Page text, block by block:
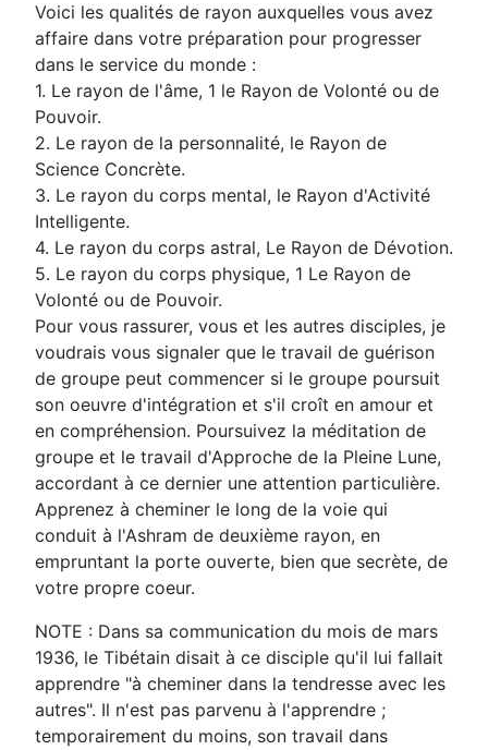
Voici les qualités de rayon auxquelles vous avez
affaire dans votre préparation pour progresser
dans le service du monde :
1. Le rayon de l'âme, 1 le Rayon de Volonté ou de
Pouvoir.
2. Le rayon de la personnalité, le Rayon de
Science Concrète.
3. Le rayon du corps mental, le Rayon d'Activité
Intelligente.
4. Le rayon du corps astral, Le Rayon de Dévotion.
5. Le rayon du corps physique, 1 Le Rayon de
Volonté ou de Pouvoir.
Pour vous rassurer, vous et les autres disciples, je
voudrais vous signaler que le travail de guérison
de groupe peut commencer si le groupe poursuit
son oeuvre d'intégration et s'il croît en amour et
en compréhension. Poursuivez la méditation de
groupe et le travail d'Approche de la Pleine Lune,
accordant à ce dernier une attention particulière.
Apprenez à cheminer le long de la voie qui
conduit à l'Ashram de deuxième rayon, en
empruntant la porte ouverte, bien que secrète, de
votre propre coeur.
NOTE : Dans sa communication du mois de mars
1936, le Tibétain disait à ce disciple qu'il lui fallait
apprendre "à cheminer dans la tendresse avec les
autres". Il n'est pas parvenu à l'apprendre ;
temporairement du moins, son travail dans